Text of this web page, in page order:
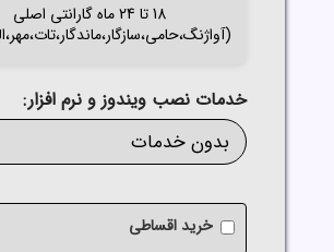
18 تا 24 ماه گارانتی اصلی
خدمات نصب ویندوز و نرم افزار
خرید اقساطی